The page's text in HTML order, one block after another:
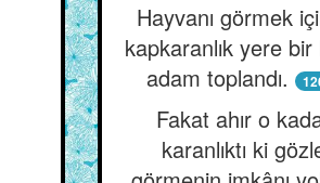
Hayvanı görmek
kapkaranlık yere bir
adam toplandı.
Fakat ahır o
karanlıktı ki